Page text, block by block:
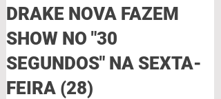
DRAKE NOVA FAZEM
SHOW NO "30
SEGUNDOS" NA SEXTA-
FEIRA (28)